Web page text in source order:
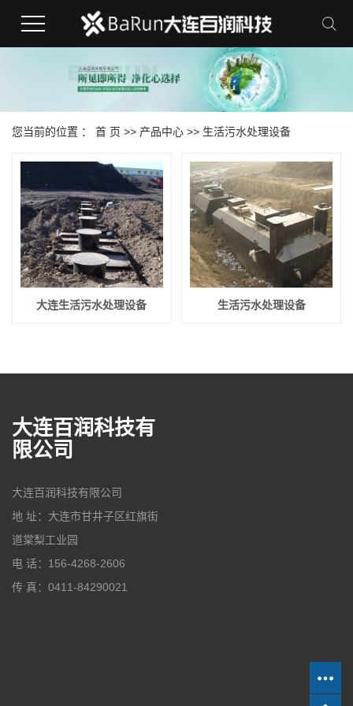
您当前的位置 ： 首 页 >> 产品中心 >> 生活污水处理设备
大连生活污水处理设备 生活污水处理设备
大连百润科技有
限公司
大连百润科技有限公司
地 址：大连市甘井子区红旗街
道棠梨工业园
电 话：156-4268-2606
传 真：0411-84290021